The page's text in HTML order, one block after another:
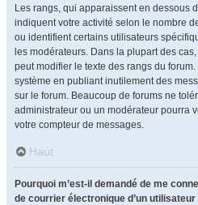
Les rangs, qui apparaissent en dessous
indiquent votre activité selon le nombre
ou identifient certains utilisateurs
les modérateurs. Dans la plupart des
peut modifier le texte des rangs du
système en publiant inutilement des
sur le forum. Beaucoup de forums ne
administrateur ou un modérateur pourra
votre compteur de messages.
Haut
Pourquoi m’est-il demandé de me
de courrier électronique d’un utilisateur